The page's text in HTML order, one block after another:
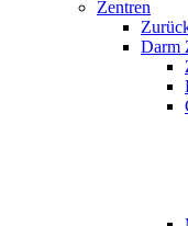
Zentren
Darm